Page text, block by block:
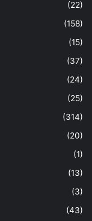
(22)
(158)
(15)
(37)
(24)
(25)
(314)
(20)
(1)
(13)
(3)
(43)